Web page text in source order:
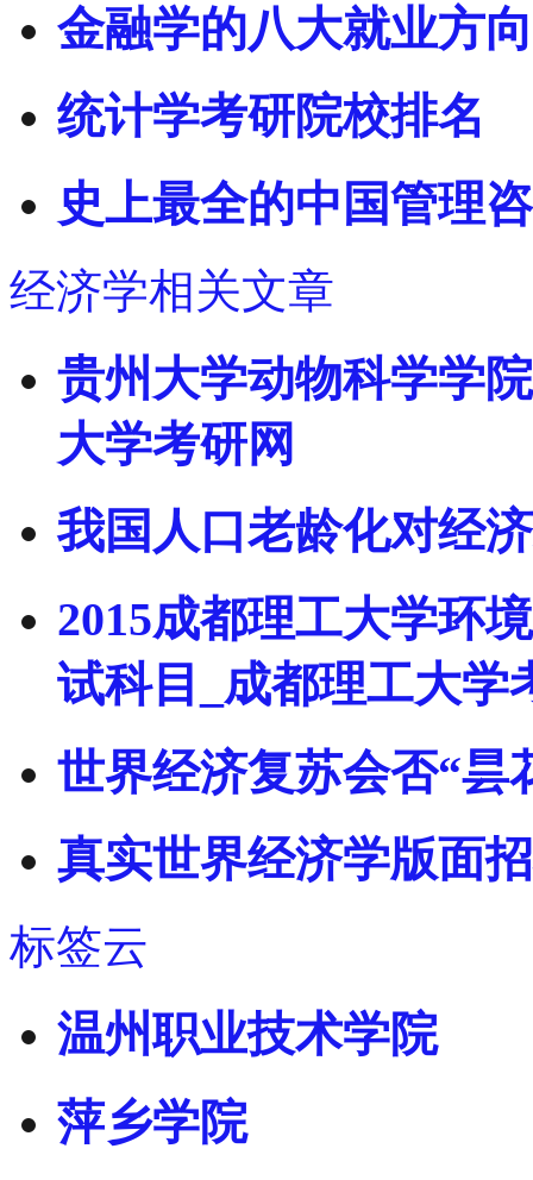
金融学的八大就业方
统计学考研院校排名
史上最全的中国管理
经济学相关文章
贵州大学动物科学学
大学考研网
我国人口老龄化对经
2015成都理工大学环
试科目_成都理工大学
世界经济复苏会否“昙
真实世界经济学版面
标签云
温州职业技术学院
萍乡学院